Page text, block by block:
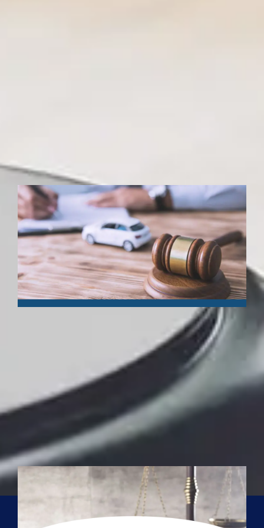
המשרד מעניק מענה מיידי ומהיר לכל צורכי הלקוח: ייעוץ ראשוני
והכנה לחקירת משטרה. ייעוץ בבקשות מעצר. ייצוג בהליכי שימוע.
טיפול בכל שלביו השונים של תיק התעבורה. ייצוג בבקשות פסילה
עד תום ההליכים. ייעוץ וייצוג בפסיל...
המשך קריאה